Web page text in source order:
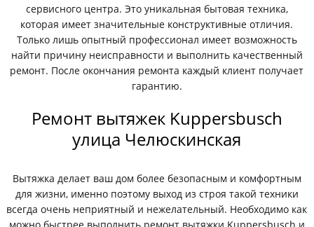
сервисного центра. Это уникальная бытовая техника,
которая имеет значительные конструктивные отличия.
Только лишь опытный профессионал имеет возможность
найти причину неисправности и выполнить качественный
ремонт. После окончания ремонта каждый клиент получает
гарантию.
Ремонт вытяжек Kuppersbusch
улица Челюскинская
Вытяжка делает ваш дом более безопасным и комфортным
для жизни, именно поэтому выход из строя такой техники
всегда очень неприятный и нежелательный. Необходимо как